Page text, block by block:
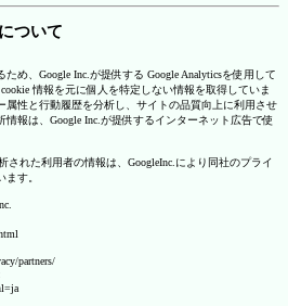
ついて
め、Google Inc.が提供する Google Analyticsを使用して
情報を元に個人を特定しない情報を取得していま
属性と行動履歴を分析し、サイトの品質向上に利用させ
報は、Google Inc.が提供するインターネット広告で使
された利用者の情報は、GoogleInc.により同社のプライ
す。
partners/